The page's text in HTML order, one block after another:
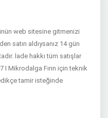
web sitesine gitmenizi
satın aldıysanız 14 gün
İade hakkı tüm satışlar
I Mikrodalga Fırın için teknik
tamir isteğinde